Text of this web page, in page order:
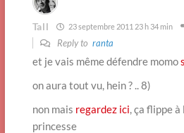
Tall 23 septembre 2011 23 h 34 min
Reply to ranta
et je vais même défendre momo
on aura tout vu, hein ? .. 8)
non mais regardez ici, ça flippe
princesse